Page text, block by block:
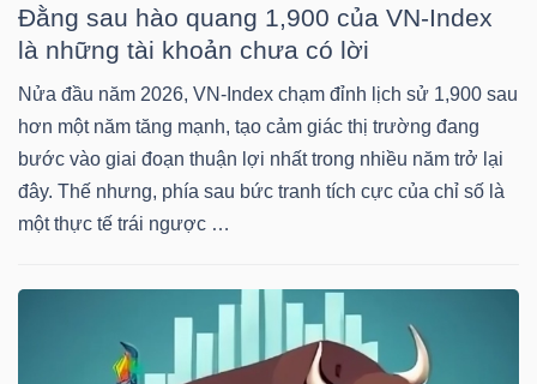
Đằng sau hào quang 1,900 của VN-Index
là những tài khoản chưa có lời
Nửa đầu năm 2026, VN-Index chạm đỉnh lịch sử 1,900 sau
hơn một năm tăng mạnh, tạo cảm giác thị trường đang
bước vào giai đoạn thuận lợi nhất trong nhiều năm trở lại
đây. Thế nhưng, phía sau bức tranh tích cực của chỉ số là
một thực tế trái ngược …
VỤ
TRUYỀN
TIỆN